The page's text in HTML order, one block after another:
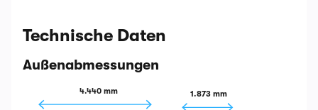
Technische Daten
Außenabmessungen
4.440 mm 1.873 mm